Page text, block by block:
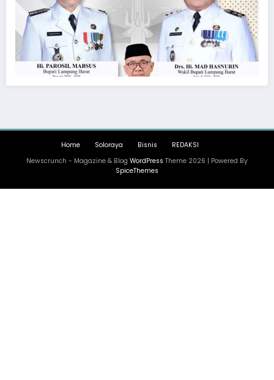
Home Soloraya Bisnis
REDAKSI
Newscrunch - Magazine & Blog WordPress Theme 2026 | Powered By
SpiceThemes